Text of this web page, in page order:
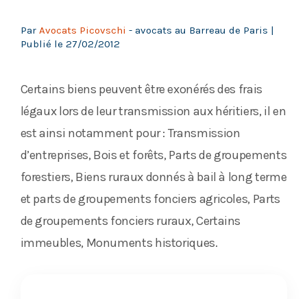
Par Avocats Picovschi - avocats au Barreau de Paris |
Publié le 27/02/2012
Certains biens peuvent être exonérés des frais
légaux lors de leur transmission aux héritiers, il en
est ainsi notamment pour : Transmission
d’entreprises, Bois et forêts, Parts de groupements
forestiers, Biens ruraux donnés à bail à long terme
et parts de groupements fonciers agricoles, Parts
de groupements fonciers ruraux, Certains
immeubles, Monuments historiques.